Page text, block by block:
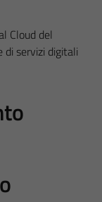
Cloud del
di servizi digitali